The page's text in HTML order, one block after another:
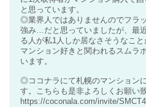
と思っています。
◎業界人ではありませんのでフラ
強み…だと思っていましたが、最
る人が私1人しか居なさそうなこ
マンション好きと関われるスムラ
います。
◎ココナラにて札幌のマンション
す。こちらも是非よろしくお願い
https://coconala.com/invite/